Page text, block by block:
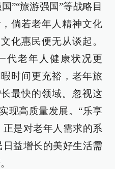
”“旅游强国”等战略目
倘若老年人精神文化
化惠民便无从谈起。
代老年人健康状况更
时间更充裕，老年旅
最快的领域。忽视这
现高质量发展。“乐享
是对老年人需求的系
益增长的美好生活需